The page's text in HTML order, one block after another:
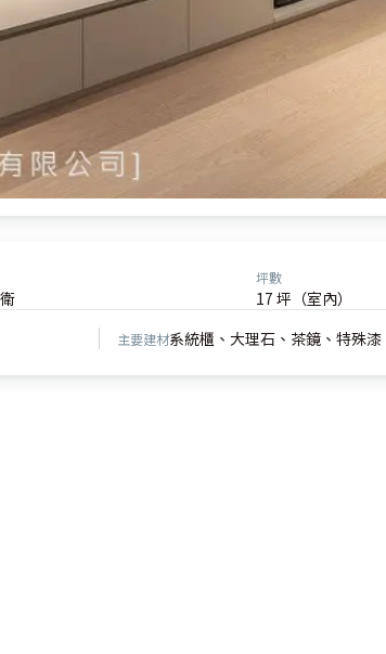
坪數
17 坪（室內）
主要建材系統櫃、大理石、茶鏡、特殊